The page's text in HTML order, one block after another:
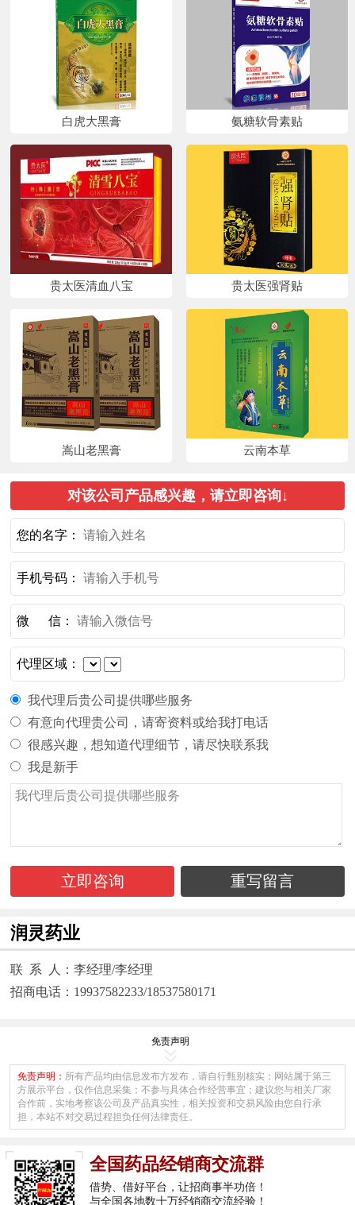
白虎大黑膏 氨糖软骨素贴
贵太医清血八宝 贵太医强肾贴
嵩山老黑膏 云南本草
对该公司产品感兴趣，请立即咨询↓
您的名字：
手机号码：
微 信：
代理区域：
我代理后贵公司提供哪些服务
有意向代理贵公司，请寄资料或给我打电话
很感兴趣，想知道代理细节，请尽快联系我
我是新手
立即咨询 重写留言
润灵药业
联 系 人：李经理/李经理
招商电话：19937582233/18537580171
免责声明
免责声明： 所有产品均由信息发布方发布，请自行甄别核实；网站属于第三
方展示平台，仅作信息采集；不参与具体合作经营事宜；建议您与相关厂家
合作前，实地考察该公司及产品真实性，相关投资和交易风险由您自行承
担，本站不对交易过程担负任何法律责任。
全国药品经销商交流群
借势、借好平台，让招商事半功倍！
与全国各地数十万经销商交流经验！